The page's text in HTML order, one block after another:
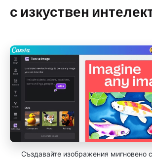
с изкуствен
Създавайте изображения мигновено